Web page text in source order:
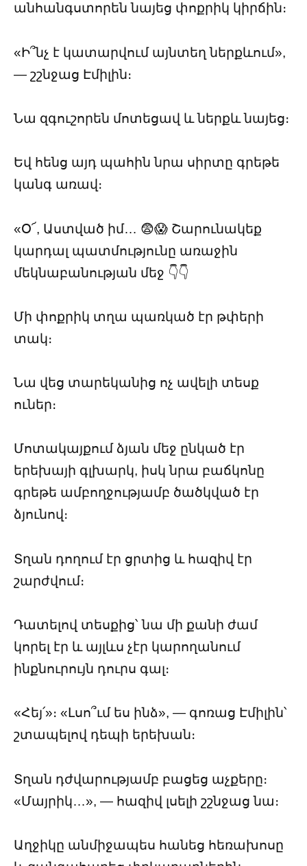
անհանգստորեն նայեց փոքրիկ կիրճին։
«Ի՞նչ է կատարվում այնտեղ ներքևում»,
— շշնջաց Էմիլին։
Նա զգուշորեն մոտեցավ և ներքև նայեց։
Եվ հենց այդ պահին նրա սիրտը գրեթե
կանգ առավ։
«Օ՜, Աստված իմ… 😨😱 Շարունակեք
կարդալ պատմությունը առաջին
մեկնաբանության մեջ 👇👇
Մի փոքրիկ տղա պառկած էր թփերի
տակ։
Նա վեց տարեկանից ոչ ավելի տեսք
ուներ։
Մոտակայքում ձյան մեջ ընկած էր
երեխայի գլխարկ, իսկ նրա բաճկոնը
գրեթե ամբողջությամբ ծածկված էր
ձյունով։
Տղան դողում էր ցրտից և հազիվ էր
շարժվում։
Դատելով տեսքից՝ նա մի քանի ժամ
կորել էր և այլևս չէր կարողանում
ինքնուրույն դուրս գալ։
«Հեյ՛»։ «Լսո՞ւմ ես ինձ», — գոռաց Էմիլին՝
շտապելով դեպի երեխան։
Տղան դժվարությամբ բացեց աչքերը։
«Մայրիկ…», — հազիվ լսելի շշնջաց նա։
Աղջիկը անմիջապես հանեց հեռախոսը